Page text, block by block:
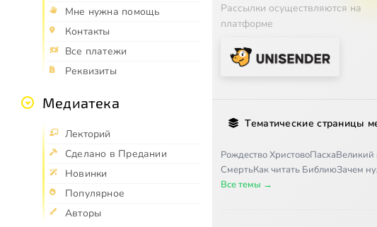
Мне нужна помощь
Контакты
Все платежи
Реквизиты
Медиатека
Лекторий
Сделано в Предании
Новинки
Популярное
Авторы
Рассылки осуществляются на
платформе
Тематические страницы
Рождество ХристовоПасхаВеликий
СмертьКак читать БиблиюЗачем
Все темы →